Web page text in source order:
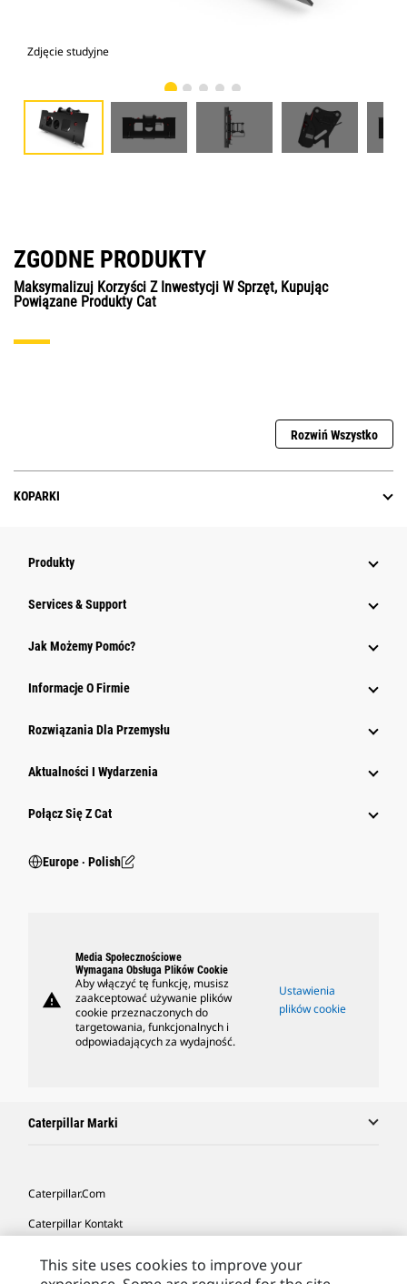
Zdjęcie studyjne
ZGODNE PRODUKTY
Maksymalizuj Korzyści Z Inwestycji W Sprzęt, Kupując
Powiązane Produkty Cat
Rozwiń Wszystko
KOPARKI
Produkty
Services & Support
Jak Możemy Pomóc?
Informacje O Firmie
Rozwiązania Dla Przemysłu
Aktualności I Wydarzenia
Połącz Się Z Cat
Europe ‧ Polish
warning
Media Społecznościowe
Wymagana Obsługa Plików Cookie
Aby włączyć tę funkcję, musisz
zaakceptować używanie plików
cookie przeznaczonych do
targetowania, funkcjonalnych i
odpowiadających za wydajność.
Ustawienia
plików cookie
Caterpillar Marki
Caterpillar.com
Caterpillar Kontakt
This site uses cookies to improve your